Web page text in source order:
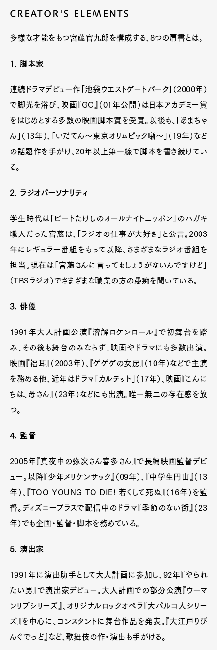
CREATOR'S ELEMENTS
多様な才能をもつ宮藤官九郎を構成する、8つの肩書とは。
1. 脚本家
連続ドラマデビュー作「池袋ウエストゲートパーク」（2000年）
で脚光を浴び、映画『GO』（01年公開）は日本アカデミー賞
をはじめとする多数の映画脚本賞を受賞。以後も、「あまちゃ
ん」（13年）、「いだてん〜東京オリムピック噺〜」（19年）など
の話題作を手がけ、20年以上第一線で脚本を書き続けてい
る。
2. ラジオパーソナリティ
学生時代は「ビートたけしのオールナイトニッポン」のハガキ
職人だった宮藤は、「ラジオの仕事が大好き」と公言。2003
年にレギュラー番組をもって以降、さまざまなラジオ番組を
担当。現在は「宮藤さんに言ってもしょうがないんですけど」
（TBSラジオ）でさまざまな職業の方の愚痴を聞いている。
3. 俳優
1991年大人計画公演『溶解ロケンロール』で初舞台を踏
み、その後も舞台のみならず、映画やドラマにも多数出演。
映画『福耳』（2003年）、『ゲゲゲの女房』（10年）などで主演
を務める他、近年はドラマ「カルテット」（17年）、映画『こんに
ちは、母さん』（23年）などにも出演。唯一無二の存在感を放
つ。
4. 監督
2005年『真夜中の弥次さん喜多さん』で長編映画監督デビ
ュー。以降『少年メリケンサック』（09年）、『中学生円山』（13
年）、『TOO YOUNG TO DIE! 若くして死ぬ』（16年）を監
督。ディズニープラスで配信中のドラマ『季節のない街』（23
年）でも企画・監督・脚本を務めている。
5. 演出家
1991年に演出助手として大人計画に参加し、92年『やられ
たい男』で演出家デビュー。大人計画での部分公演『ウーマ
ンリブシリーズ』、オリジナルロックオペラ『大パルコ人シリー
ズ』を中心に、コンスタントに舞台作品を発表。『大江戸りび
んぐでっど』など、歌舞伎の作・演出も手がける。